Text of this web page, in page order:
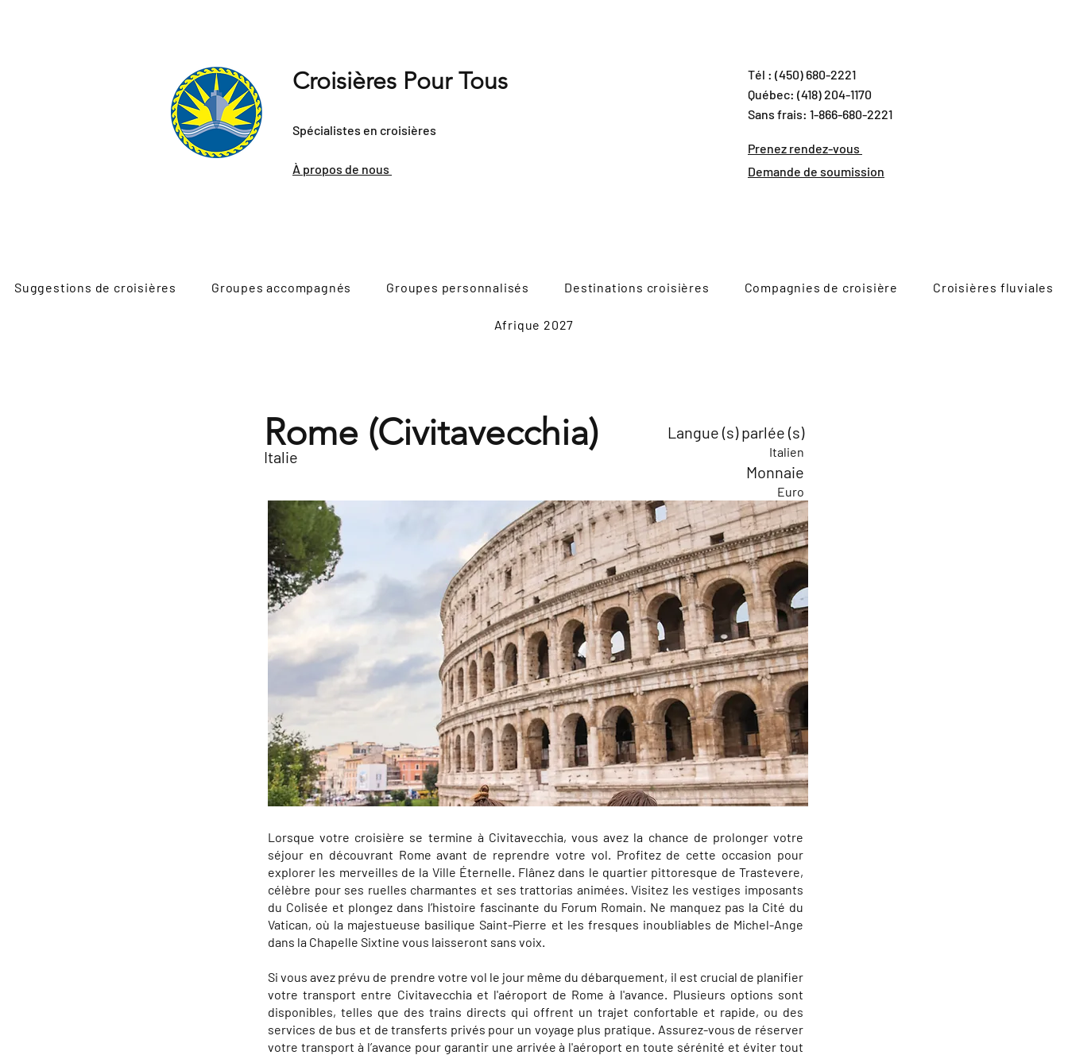
Croisières Pour Tous
Spécialistes en croisières
À propos de nous
Tél : (450) 680-2221
Québec: (418) 204-1170
Sans frais: 1-866-680-2221
Prenez rendez-vous
Demande de soumission
Suggestions de croisières Groupes accompagnés Groupes personnalisés Destinations croisières Compagnies de croisière Croisières fluviales
Afrique 2027
Rome (Civitavecchia)
Italie
Langue (s) parlée (s)
Italien
Monnaie
Euro
Lorsque votre croisière se termine à Civitavecchia, vous avez la chance de prolonger votre
séjour en découvrant Rome avant de reprendre votre vol. Profitez de cette occasion pour
explorer les merveilles de la Ville Éternelle. Flânez dans le quartier pittoresque de Trastevere,
célèbre pour ses ruelles charmantes et ses trattorias animées. Visitez les vestiges imposants
du Colisée et plongez dans l’histoire fascinante du Forum Romain. Ne manquez pas la Cité du
Vatican, où la majestueuse basilique Saint-Pierre et les fresques inoubliables de Michel-Ange
dans la Chapelle Sixtine vous laisseront sans voix.
Si vous avez prévu de prendre votre vol le jour même du débarquement, il est crucial de planifier
votre transport entre Civitavecchia et l'aéroport de Rome à l'avance. Plusieurs options sont
disponibles, telles que des trains directs qui offrent un trajet confortable et rapide, ou des
services de bus et de transferts privés pour un voyage plus pratique. Assurez-vous de réserver
votre transport à l’avance pour garantir une arrivée à l'aéroport en toute sérénité et éviter tout